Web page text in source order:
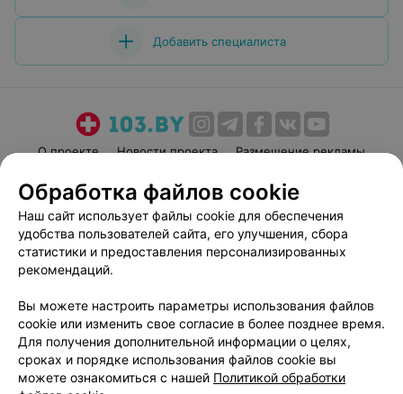
Добавить специалиста
О проекте Новости проекта
Размещение рекламы
Пользовательское соглашение
Способы оплаты
Вакансии
Партнеры
Написать руководителю 103.by
Персональные настройки cookie
Обработка персональных данных
Обработка файлов cookie
Наш сайт использует файлы cookie для обеспечения
удобства пользователей сайта, его улучшения, сбора
статистики и предоставления персонализированных
рекомендаций.
Вы можете настроить параметры использования файлов
cookie или изменить свое согласие в более позднее время.
Для получения дополнительной информации о целях,
сроках и порядке использования файлов cookie вы
можете ознакомиться с нашей Политикой обработки